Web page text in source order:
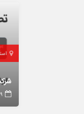
9 ماه قبل